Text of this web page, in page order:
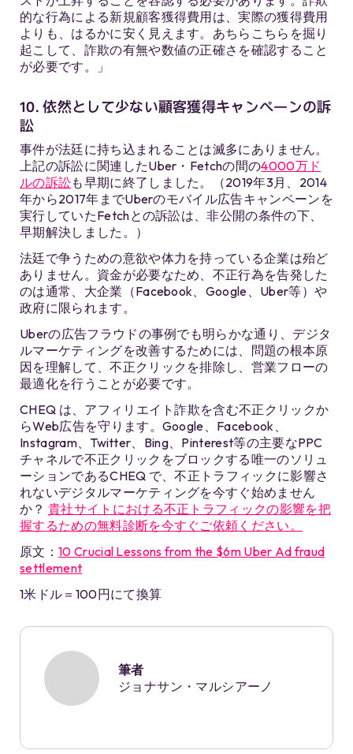
的な行為による新規顧客獲得費用は、実際の獲得費用
よりも、はるかに安く見えます。あちらこちらを掘り
起こして、詐欺の有無や数値の正確さを確認すること
が必要です。」
10. 依然として少ない顧客獲得キャンペーンの訴
訟
事件が法廷に持ち込まれることは滅多にありません。
上記の訴訟に関連したUber・Fetchの間の4000万ド
ルの訴訟も早期に終了しました。（2019年3月、2014
年から2017年までUberのモバイル広告キャンペーンを
実行していたFetchとの訴訟は、非公開の条件の下、
早期解決しました。）
法廷で争うための意欲や体力を持っている企業は殆ど
ありません。資金が必要なため、不正行為を告発した
のは通常、大企業（Facebook、Google、Uber等）や
政府に限られます。
Uberの広告フラウドの事例でも明らかな通り、デジタ
ルマーケティングを改善するためには、問題の根本原
因を理解して、不正クリックを排除し、営業フローの
最適化を行うことが必要です。
CHEQ は、アフィリエイト詐欺を含む不正クリックか
らWeb広告を守ります。Google、Facebook、
Instagram、Twitter、Bing、Pinterest等の主要なPPC
チャネルで不正クリックをブロックする唯一のソリュ
ーションであるCHEQ で、不正トラフィックに影響さ
れないデジタルマーケティングを今すぐ始めません
か？ 貴社サイトにおける不正トラフィックの影響を把
握するための無料診断を今すぐご依頼ください。
原文： 10 Crucial Lessons from the $6m Uber Ad fraud
settlement
1米ドル＝100円にて換算
筆者
ジョナサン・マルシアーノ